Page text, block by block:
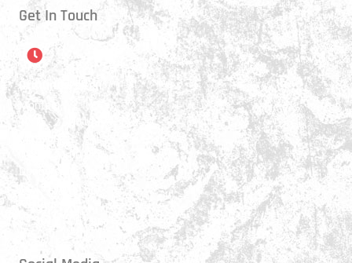
Get In Touch
Öffnungszeiten
Montag:
17:15 - 21:00 Uhr
Mittwoch:
17:30 - 21:00 Uhr
Donnerstag:
17:15 - 18:45 Uhr
17:30 - 21:00 Uhr